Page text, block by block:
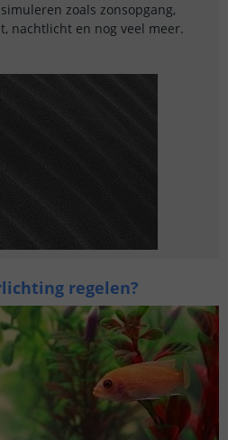
zoals zonsopgang,
nachtlicht en nog veel meer.
regelen?